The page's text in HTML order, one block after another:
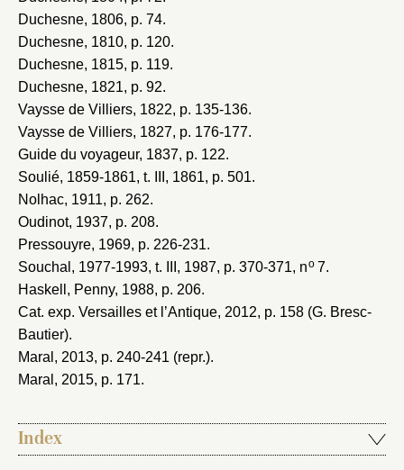
Duchesne, 1806, p. 74.
Duchesne, 1810, p. 120.
Duchesne, 1815, p. 119.
Duchesne, 1821, p. 92.
Vaysse de Villiers, 1822, p. 135-136.
Vaysse de Villiers, 1827, p. 176-177.
Guide du voyageur, 1837, p. 122.
Soulié, 1859-1861, t. III, 1861, p. 501.
Nolhac, 1911, p. 262.
Oudinot, 1937, p. 208.
Pressouyre, 1969, p. 226-231.
Souchal, 1977-1993, t. III, 1987, p. 370-371, no7.
Haskell, Penny, 1988, p. 206.
Cat. exp. Versailles et l’Antique, 2012, p. 158 (G. Bresc-
Bautier).
Maral, 2013, p. 240-241 (repr.).
Maral, 2015, p. 171.
Index